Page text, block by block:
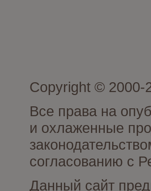
Copyright ©
Все права на
и охлаженные
согласованию с
Данный сайт